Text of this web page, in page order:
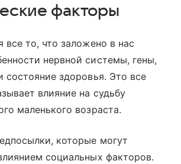
факторы
все то, что заложено в нас
нервной системы, гены,
состояние здоровья. Это все
влияние на судьбу
маленького возраста.
которые могут
социальных факторов.